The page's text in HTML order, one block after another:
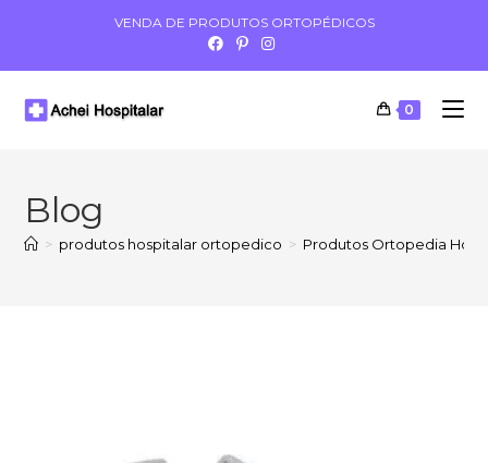
VENDA DE PRODUTOS ORTOPÉDICOS
0
Blog
> produtos hospitalar ortopedico > Produtos Ortopedia